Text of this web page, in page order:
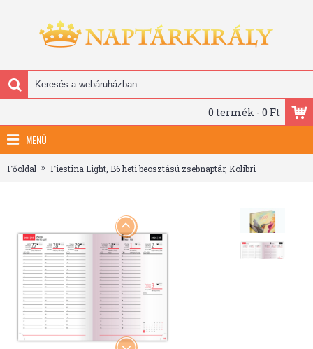
0 termék - 0 Ft
MENÜ
Főoldal Fiestina Light, B6 heti beosztású zsebnaptár, Kolibri